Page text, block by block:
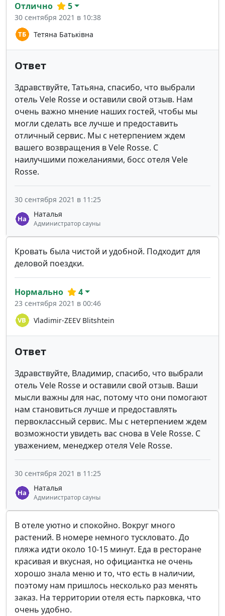
Тетяна Батьківна
Отлично 5
30 сентября 2021 в 10:38
Ответ
Здравствуйте, Татьяна, спасибо, что выбрали
отель Vele Rosse и оставили свой отзыв. Нам
очень важно мнение наших гостей, чтобы мы
могли сделать все лучше и предоставить
отличный сервис. Мы с нетерпением ждем
вашего возвращения в Vele Rosse. С
наилучшими пожеланиями, босс отеля Vele
Rosse.
Наталья
Администратор сауны
30 сентября 2021 в 11:25
Кровать была чистой и удобной. Подходит для
деловой поездки.
Vladimir-ZEEV Blitshtein
Нормально 4
23 сентября 2021 в 00:46
Ответ
Здравствуйте, Владимир, спасибо, что выбрали
отель Vele Rosse и оставили свой отзыв. Ваши
мысли важны для нас, потому что они помогают
нам становиться лучше и предоставлять
первоклассный сервис. Мы с нетерпением ждем
возможности увидеть вас снова в Vele Rosse. С
уважением, менеджер отеля Vele Rosse.
Наталья
Администратор сауны
30 сентября 2021 в 11:25
В отеле уютно и спокойно. Вокруг много
растений. В номере немного тускловато. До
пляжа идти около 10-15 минут. Еда в ресторане
красивая и вкусная, но официантка не очень
хорошо знала меню и то, что есть в наличии,
поэтому нам пришлось несколько раз менять
заказ. На территории отеля есть парковка, что
очень удобно.